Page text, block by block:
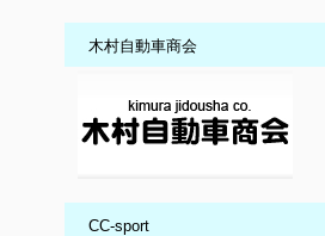
木村自動車商会
CC-sport